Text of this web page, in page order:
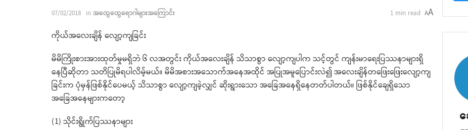
07/02/2018 in အထွေထွေရောဂါများအကြောင်း 1 min read AA
ကိုယ်အလေးချိန် လျော့ကျခြင်း
မိမိကြိုးစားအားထုတ်မှုမရှိဘဲ ၆ လအတွင်း ကိုယ်အလေးချိန် သိသာစွာ လျော့ကျပါက သင့်တွင် ကျန်းမာရေးပြဿနာများရှိ
နေပြီဆိုတာ သတိပြုမိရပါလိမ့်မယ်။ မိမိအစားအသောက်အနေအထိုင် အပြုအမူပြောင်းလဲ၍ အလေးချိန်တဖြေးဖြေးလျော့ကျ
ခြင်းက ပုံမှန်ဖြစ်နိုင်ပေမယ့် သိသာစွာ လျော့ကျခဲ့လျှင် ဆိုးရွားသော အခြေအနေရှိနေတတ်ပါတယ်။ ဖြစ်နိုင်ချေရှိသော
အခြေအနေများကတော့
(1) သိုင်းရွိုက်ပြဿနာများ